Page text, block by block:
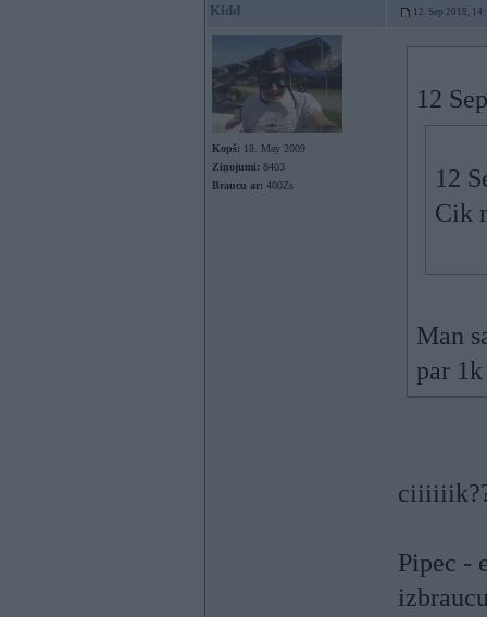
Kidd 12. Sep 2018,
Kopš: 18. May 2009
Ziņojumi: 8403
Braucu ar: 400Zs
12
12
Cik
Man
par
Pipec -